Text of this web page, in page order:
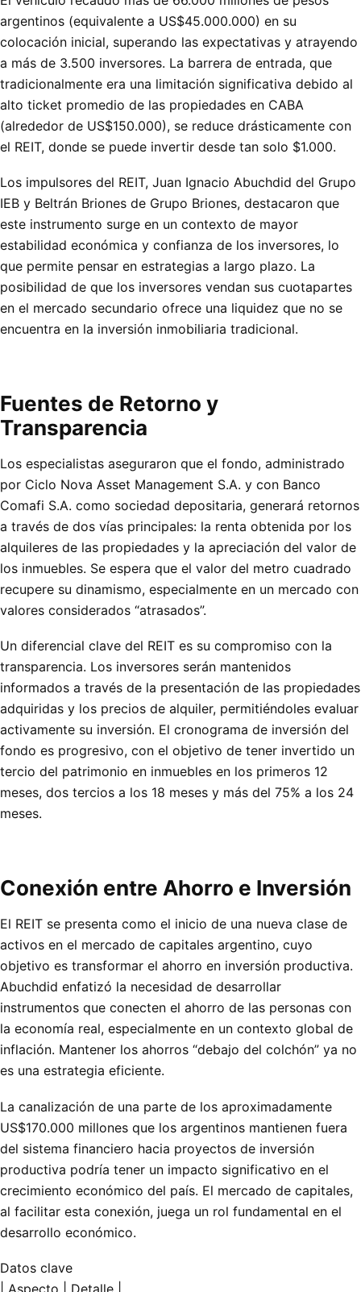
argentinos (equivalente a US$45.000.000) en su
colocación inicial, superando las expectativas y atrayendo
a más de 3.500 inversores. La barrera de entrada, que
tradicionalmente era una limitación significativa debido al
alto ticket promedio de las propiedades en CABA
(alrededor de US$150.000), se reduce drásticamente con
el REIT, donde se puede invertir desde tan solo $1.000.
Los impulsores del REIT, Juan Ignacio Abuchdid del Grupo
IEB y Beltrán Briones de Grupo Briones, destacaron que
este instrumento surge en un contexto de mayor
estabilidad económica y confianza de los inversores, lo
que permite pensar en estrategias a largo plazo. La
posibilidad de que los inversores vendan sus cuotapartes
en el mercado secundario ofrece una liquidez que no se
encuentra en la inversión inmobiliaria tradicional.
Fuentes de Retorno y
Transparencia
Los especialistas aseguraron que el fondo, administrado
por Ciclo Nova Asset Management S.A. y con Banco
Comafi S.A. como sociedad depositaria, generará retornos
a través de dos vías principales: la renta obtenida por los
alquileres de las propiedades y la apreciación del valor de
los inmuebles. Se espera que el valor del metro cuadrado
recupere su dinamismo, especialmente en un mercado con
valores considerados “atrasados”.
Un diferencial clave del REIT es su compromiso con la
transparencia. Los inversores serán mantenidos
informados a través de la presentación de las propiedades
adquiridas y los precios de alquiler, permitiéndoles evaluar
activamente su inversión. El cronograma de inversión del
fondo es progresivo, con el objetivo de tener invertido un
tercio del patrimonio en inmuebles en los primeros 12
meses, dos tercios a los 18 meses y más del 75% a los 24
meses.
Conexión entre Ahorro e Inversión
El REIT se presenta como el inicio de una nueva clase de
activos en el mercado de capitales argentino, cuyo
objetivo es transformar el ahorro en inversión productiva.
Abuchdid enfatizó la necesidad de desarrollar
instrumentos que conecten el ahorro de las personas con
la economía real, especialmente en un contexto global de
inflación. Mantener los ahorros “debajo del colchón” ya no
es una estrategia eficiente.
La canalización de una parte de los aproximadamente
US$170.000 millones que los argentinos mantienen fuera
del sistema financiero hacia proyectos de inversión
productiva podría tener un impacto significativo en el
crecimiento económico del país. El mercado de capitales,
al facilitar esta conexión, juega un rol fundamental en el
desarrollo económico.
Datos clave